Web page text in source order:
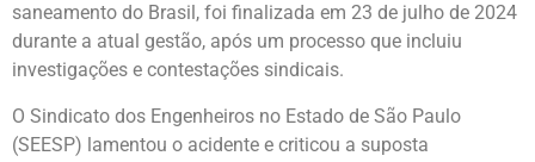
saneamento do Brasil, foi finalizada em 23 de julho de 2024
durante a atual gestão, após um processo que incluiu
investigações e contestações sindicais.
O Sindicato dos Engenheiros no Estado de São Paulo
(SEESP) lamentou o acidente e criticou a suposta